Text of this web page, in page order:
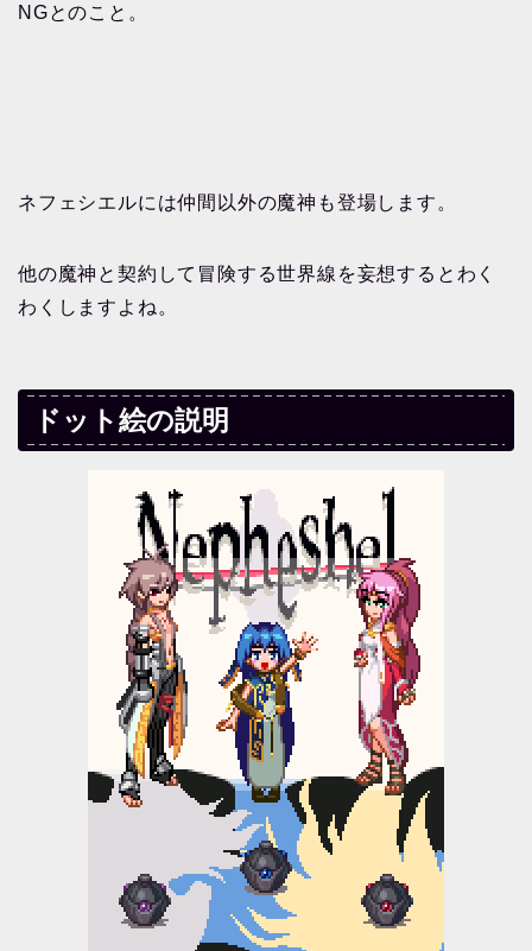
NGとのこと。
ネフェシエルには仲間以外の魔神も登場します。
他の魔神と契約して冒険する世界線を妄想するとわく
わくしますよね。
ドット絵の説明